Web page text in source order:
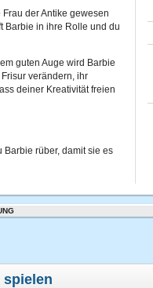
der Antike gewesen
Barbie in ihre Rolle und du
guten Auge wird Barbie
verändern, ihr
deiner Kreativität freien
Barbie rüber, damit sie es